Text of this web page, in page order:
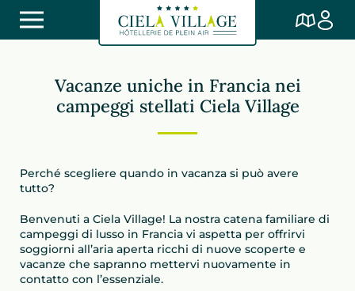
Vacanze uniche in Francia nei
campeggi stellati Ciela Village
Perché scegliere quando in vacanza si può avere
tutto?
Benvenuti a Ciela Village! La nostra catena familiare di
campeggi di lusso in Francia vi aspetta per offrirvi
soggiorni all’aria aperta ricchi di nuove scoperte e
vacanze che sapranno mettervi nuovamente in
contatto con l’essenziale.